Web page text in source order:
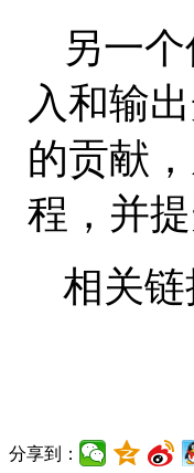
另一
入和输
的贡献
程，并
相关链
分享到：